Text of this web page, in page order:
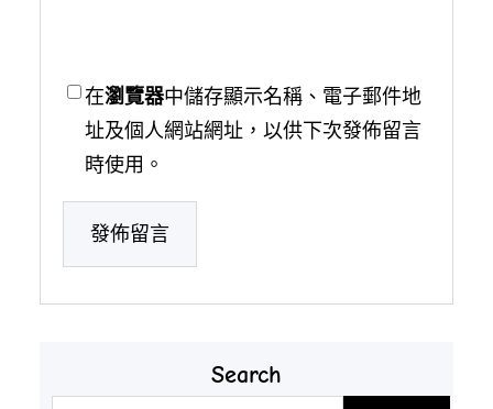
在瀏覽器中儲存顯示名稱、電子郵件地
址及個人網站網址，以供下次發佈留言
時使用。
Search